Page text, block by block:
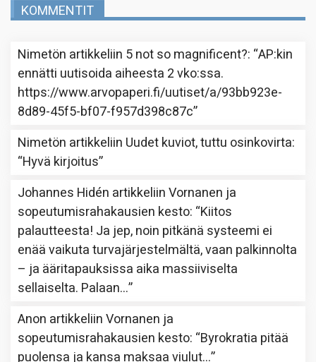
KOMMENTIT
Nimetön artikkeliin 5 not so magnificent?: “AP:kin
ennätti uutisoida aiheesta 2 vko:ssa.
https://www.arvopaperi.fi/uutiset/a/93bb923e-
8d89-45f5-bf07-f957d398c87c”
Nimetön artikkeliin Uudet kuviot, tuttu osinkovirta:
“Hyvä kirjoitus”
Johannes Hidén artikkeliinVornanen ja
sopeutumisrahakausien kesto: “Kiitos
palautteesta! Ja jep, noin pitkänä systeemi ei
enää vaikuta turvajärjestelmältä, vaan palkinnolta
– ja ääritapauksissa aika massiiviselta
sellaiselta. Palaan…”
Anon artikkeliinVornanen ja
sopeutumisrahakausien kesto: “Byrokratia pitää
puolensa ja kansa maksaa viulut…”